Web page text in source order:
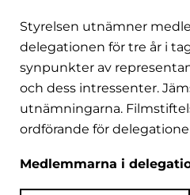
Styrelsen utnämner
delegationen för tre år i
synpunkter av
och dess intressenter.
utnämningarna.
ordförande för
Medlemmarna i